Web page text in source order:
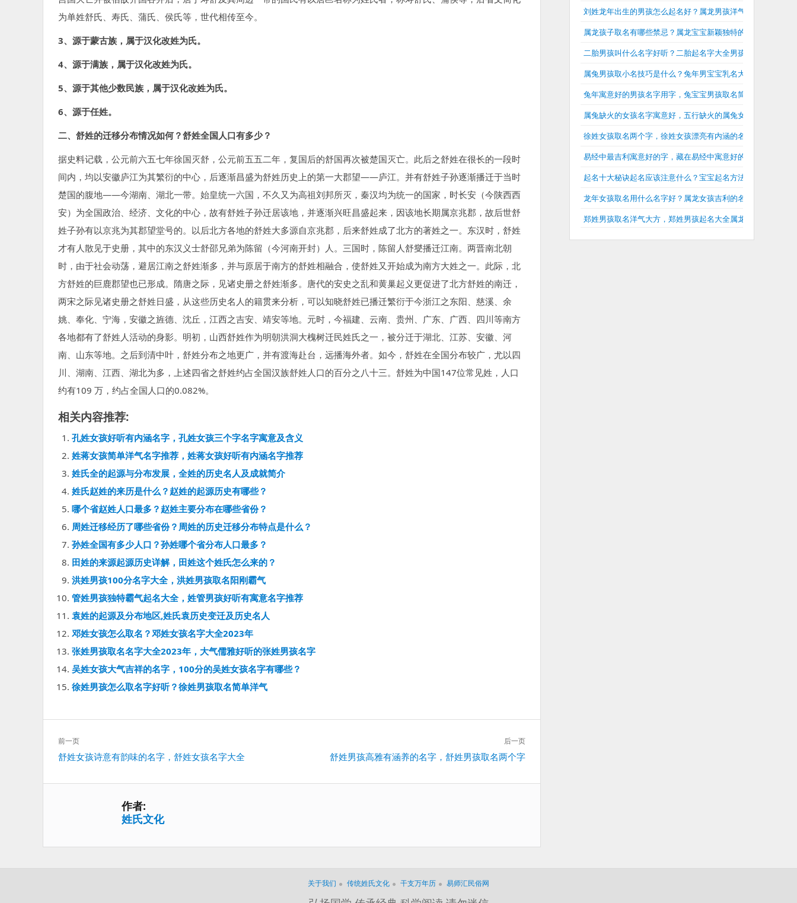
为单姓舒氏、寿氏、蒲氏、侯氏等，世代相传至今。
3、源于蒙古族，属于汉化改姓为氏。
4、源于满族，属于汉化改姓为氏。
5、源于其他少数民族，属于汉化改姓为氏。
6、源于任姓。
二、舒姓的迁移分布情况如何？舒姓全国人口有多少？
据史料记载，公元前六五七年徐国灭舒，公元前五五二年，复国后的舒国再次被楚国灭亡。此后之舒姓在很长的一段时
间内，均以安徽庐江为其繁衍的中心，后逐渐昌盛为舒姓历史上的第一大郡望――庐江。并有舒姓子孙逐渐播迁于当时
楚国的腹地――今湖南、湖北一带。始皇统一六国，不久又为高祖刘邦所灭，秦汉均为统一的国家，时长安（今陕西西
安）为全国政治、经济、文化的中心，故有舒姓子孙迁居该地，并逐渐兴旺昌盛起来，因该地长期属京兆郡，故后世舒
姓子孙有以京兆为其郡望堂号的。以后北方各地的舒姓大多源自京兆郡，后来舒姓成了北方的著姓之一。东汉时，舒姓
才有人散见于史册，其中的东汉义士舒邵兄弟为陈留（今河南开封）人。三国时，陈留人舒燮播迁江南。两晋南北朝
时，由于社会动荡，避居江南之舒姓渐多，并与原居于南方的舒姓相融合，使舒姓又开始成为南方大姓之一。此际，北
方舒姓的巨鹿郡望也已形成。隋唐之际，见诸史册之舒姓渐多。唐代的安史之乱和黄巢起义更促进了北方舒姓的南迁，
两宋之际见诸史册之舒姓日盛，从这些历史名人的籍贯来分析，可以知晓舒姓已播迁繁衍于今浙江之东阳、慈溪、余
姚、奉化、宁海，安徽之旌德、沈丘，江西之吉安、靖安等地。元时，今福建、云南、贵州、广东、广西、四川等南方
各地都有了舒姓人活动的身影。明初，山西舒姓作为明朝洪洞大槐树迁民姓氏之一，被分迁于湖北、江苏、安徽、河
南、山东等地。之后到清中叶，舒姓分布之地更广，并有渡海赴台，远播海外者。如今，舒姓在全国分布较广，尤以四
川、湖南、江西、湖北为多，上述四省之舒姓约占全国汉族舒姓人口的百分之八十三。舒姓为中国147位常见姓，人口
约有109 万，约占全国人口的0.082%。
相关内容推荐:
孔姓女孩好听有内涵名字，孔姓女孩三个字名字寓意及含义
姓蒋女孩简单洋气名字推荐，姓蒋女孩好听有内涵名字推荐
姓氏全的起源与分布发展，全姓的历史名人及成就简介
姓氏赵姓的来历是什么？赵姓的起源历史有哪些？
哪个省赵姓人口最多？赵姓主要分布在哪些省份？
周姓迁移经历了哪些省份？周姓的历史迁移分布特点是什么？
孙姓全国有多少人口？孙姓哪个省分布人口最多？
田姓的来源起源历史详解，田姓这个姓氏怎么来的？
洪姓男孩100分名字大全，洪姓男孩取名阳刚霸气
管姓男孩独特霸气起名大全，姓管男孩好听有寓意名字推荐
袁姓的起源及分布地区,姓氏袁历史变迁及历史名人
邓姓女孩怎么取名？邓姓女孩名字大全2023年
张姓男孩取名名字大全2023年，大气儒雅好听的张姓男孩名字
吴姓女孩大气吉祥的名字，100分的吴姓女孩名字有哪些？
徐姓男孩怎么取名字好听？徐姓男孩取名简单洋气
文
章
导
航
前一页
上
篇：
舒姓女孩诗意有韵味的名字，舒姓女孩名字大全
后一页
篇：
舒姓男孩高雅有涵养的名字，舒姓男孩取名两个字
作者:
姓氏文化
刘姓龙年出生的男孩怎么起名好？属龙男孩洋气有内涵的刘姓
属龙孩子取名有哪些禁忌？属龙宝宝新颖独特的名字
二胎男孩叫什么名字好听？二胎起名字大全男孩
属兔男孩取小名技巧是什么？兔年男宝宝乳名大全
兔年寓意好的男孩名字用字，兔宝宝男孩取名简单大气
属兔缺火的女孩名字寓意好，五行缺火的属兔女孩名字大全
徐姓女孩取名两个字，徐姓女孩漂亮有内涵的名字
易经中最吉利寓意好的字，藏在易经中寓意好的名字
起名十大秘诀起名应该注意什么？宝宝起名方法有几种？
龙年女孩取名用什么名字好？属龙女孩吉利的名字大全
郑姓男孩取名洋气大方，郑姓男孩起名大全属龙
关于我们 传统姓氏文化 干支万年历 易师汇民俗网